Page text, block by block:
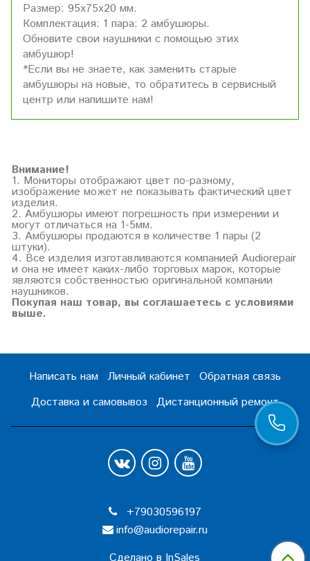
Размер: 95х75х20 мм.
Комплектация: 1 пара: 2 амбушюры.
Обновите свои наушники с помощью этих
амбушюр!
*Если вы не знаете, как заменить старые
амбушюры на новые, то обратитесь в сервисный
центр или напишите нам!
Внимание!
1. Мониторы отображают цвет по-разному,
изображение может не показывать фактический цвет
изделия.
2. Амбушюры имеют погрешность при измерении и
могут отличаться на 1-5мм.
3. Амбушюры продаются в количестве 1 пары (2
штуки).
4. Все изделия изготавливаются компанией Audiorepair
и она не имеет каких-либо торговых марок, которые
являются собственностью оригинальной компании
наушников.
Покупая наш товар, вы соглашаетесь с условиями
выше.
Написать нам Личный кабинет
Обратная связь
Доставка и самовывоз
Дистанционный ремонт
+79030596197
info@audiorepair.ru